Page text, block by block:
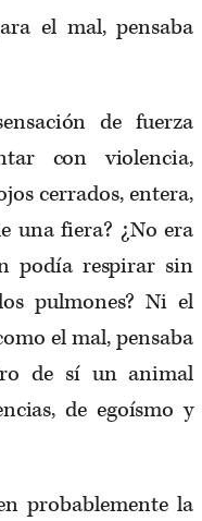
el mal, pensaba
de fuerza
con violencia,
cerrados, entera,
una fiera? ¿No era
podía respirar sin
pulmones? Ni el
el mal, pensaba
de sí un animal
de egoísmo y
probablemente la